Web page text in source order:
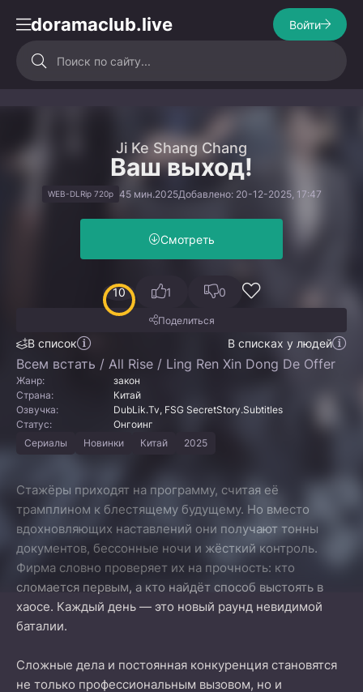
doramaclub.live Войти
Ji Ke Shang Chang
Ваш выход!
WEB-DLRip 720p 45 мин.2025Добавлено: 20-12-2025, 17:47
Смотреть
10
В список В списках у людей
1 0
Поделиться
Всем встать / All Rise / Ling Ren Xin Dong De Offer
Жанр:
закон
Страна:
Китай
Озвучка:
DubLik.Tv, FSG SecretStory.Subtitles
Статус:
Онгоинг
Сериалы
Новинки Китай 2025
Стажёры приходят на программу, считая её
трамплином к блестящему будущему. Но вместо
вдохновляющих наставлений они получают тонны
документов, бессонные ночи и жёсткий контроль.
Фирма словно проверяет их на прочность: кто
сломается первым, а кто найдёт способ выстоять в
хаосе. Каждый день — это новый раунд невидимой
баталии.
Сложные дела и постоянная конкуренция становятся
не только профессиональным вызовом, но и